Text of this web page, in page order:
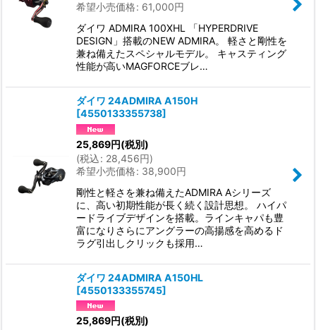
希望小売価格: 61,000円
ダイワ ADMIRA 100XHL 「HYPERDRIVE
DESIGN」搭載のNEW ADMIRA。 軽さと剛性を
兼ね備えたスペシャルモデル。 キャスティング
性能が高いMAGFORCEブレ…
ダイワ 24ADMIRA A150H
[4550133355738]
25,869円(税別)
(税込: 28,456円)
希望小売価格: 38,900円
剛性と軽さを兼ね備えたADMIRA Aシリーズ
に、高い初期性能が長く続く設計思想。 ハイパ
ードライブデザインを搭載。ラインキャパも豊
富になりさらにアングラーの高揚感を高めるド
ラグ引出しクリックも採用…
ダイワ 24ADMIRA A150HL
[4550133355745]
25,869円(税別)